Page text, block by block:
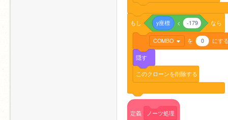
もし y座標 < -179 なら
COMBO を 0 にす
隠す
このクローンを削除する
定義 ノーツ処理